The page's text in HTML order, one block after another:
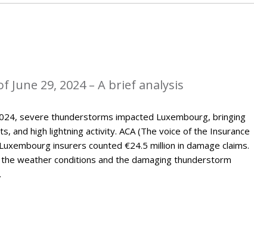
29, 2024 – A brief analysis
severe thunderstorms impacted Luxembourg, bringing
and high lightning activity. ACA (The voice of the Insurance
insurers counted €24.5 million in damage claims.
weather conditions and the damaging thunderstorm